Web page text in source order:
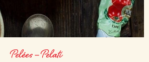
Pelées – Pelati